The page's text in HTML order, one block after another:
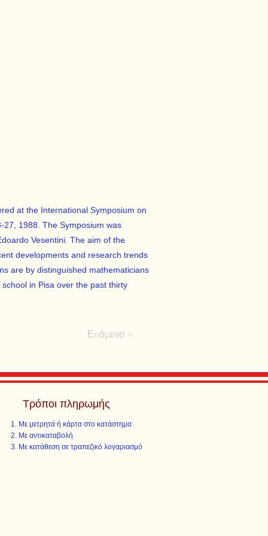
at the International Symposium on
27, 1988. The Symposium was
Vesentini. The aim of the
developments and research trends
are by distinguished mathematicians
in Pisa over the past thirty
Επόμενο >
Τρόποι πληρωμής
Με μετρητά ή κάρτα στο κατάστημα
Με αντικαταβολή
Με κατάθεση σε τραπεζικό λογαριασμό